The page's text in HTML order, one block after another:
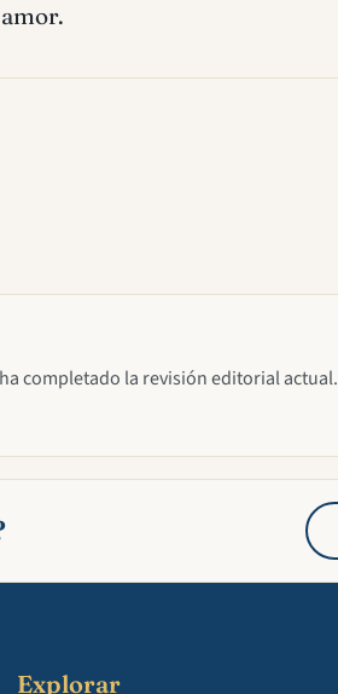
completado la revisión editorial actual.
Explorar